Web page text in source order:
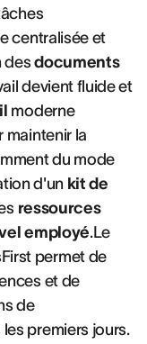
centralisée et
desdocuments
devient fluide et
moderne
maintenir la
du mode
d'un kit de
ressources
employé.Le
permet de
et de
de
premiers jours.